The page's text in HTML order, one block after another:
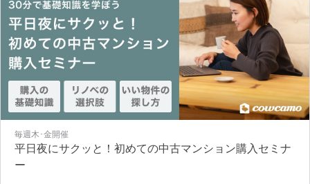
毎週木･金開催
平日夜にサクッと！初めての中古マンション購入セミナ
ー